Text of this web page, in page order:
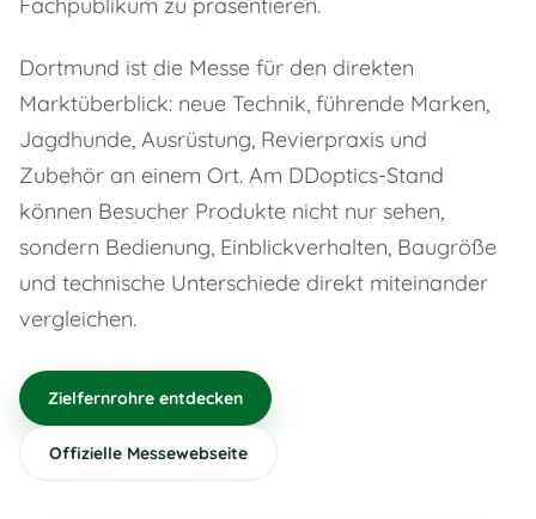
Dortmund ist die Messe für den direkten
Marktüberblick: neue Technik, führende Marken,
Jagdhunde, Ausrüstung, Revierpraxis und
Zubehör an einem Ort. Am DDoptics-Stand
können Besucher Produkte nicht nur sehen,
sondern Bedienung, Einblickverhalten, Baugröße
und technische Unterschiede direkt miteinander
vergleichen.
Zielfernrohre entdecken
Offizielle Messewebseite